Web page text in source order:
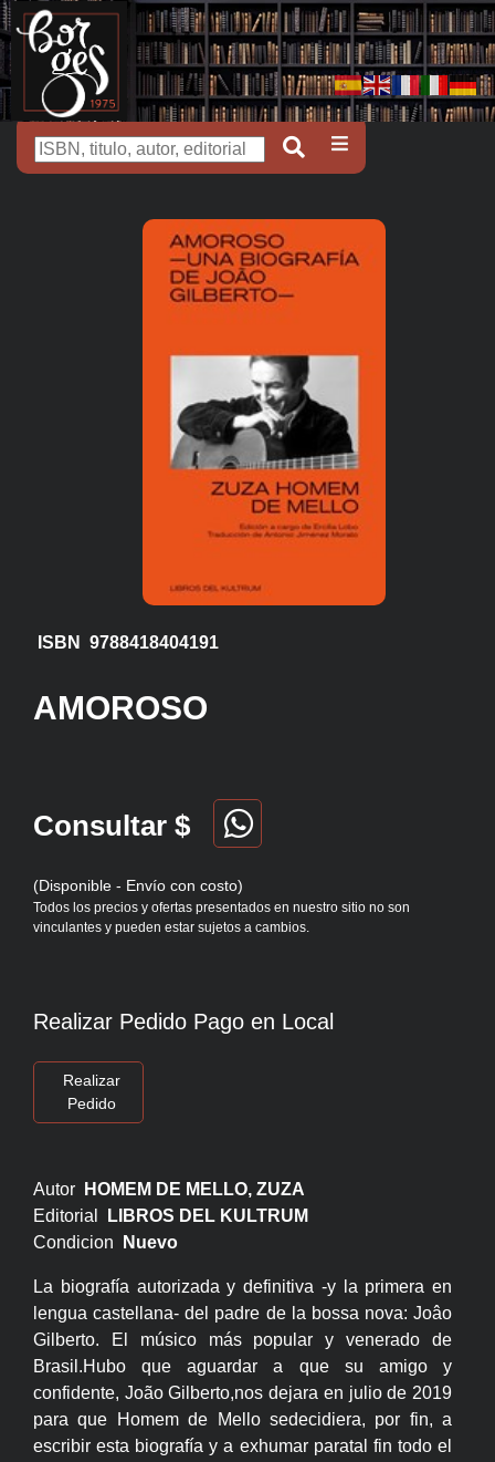
ISBN 9788418404191
AMOROSO
Consultar $
(Disponible - Envío con costo)
Todos los precios y ofertas presentados en nuestro sitio no son
vinculantes y pueden estar sujetos a cambios.
Realizar Pedido Pago en Local
Realizar
Pedido
Autor
HOMEM DE MELLO, ZUZA
Editorial
LIBROS DEL KULTRUM
Condicion
Nuevo
La biografía autorizada y definitiva -y la primera en
lengua castellana- del padre de la bossa nova: Joâo
Gilberto. El músico más popular y venerado de
Brasil.Hubo que aguardar a que su amigo y
confidente, João Gilberto,nos dejara en julio de 2019
para que Homem de Mello sedecidiera, por fin, a
escribir esta biografía y a exhumar paratal fin todo el